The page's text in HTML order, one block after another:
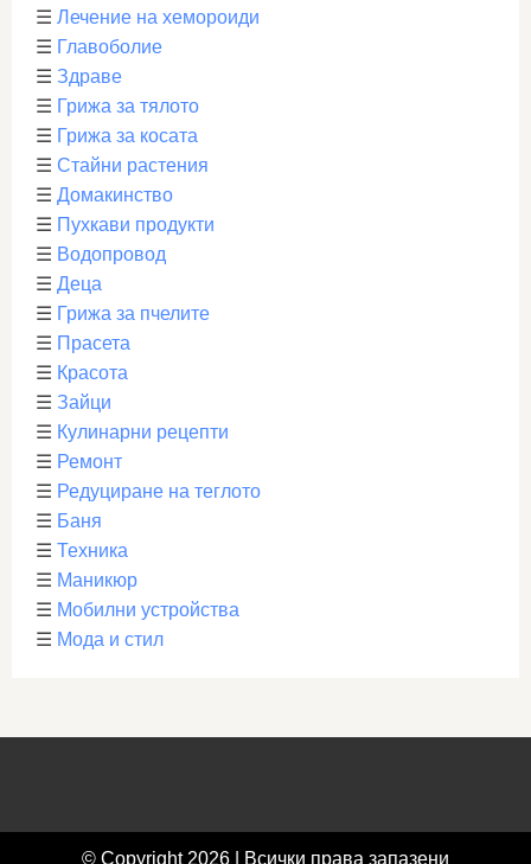
☰ Лечение на хемороиди
☰ Главоболие
☰ Здраве
☰ Грижа за тялото
☰ Грижа за косата
☰ Стайни растения
☰ Домакинство
☰ Пухкави продукти
☰ Водопровод
☰ Деца
☰ Грижа за пчелите
☰ Прасета
☰ Красота
☰ Зайци
☰ Кулинарни рецепти
☰ Ремонт
☰ Редуциране на теглото
☰ Баня
☰ Техника
☰ Маникюр
☰ Мобилни устройства
☰ Мода и стил
© Copyright 2026 | Всички права запазени